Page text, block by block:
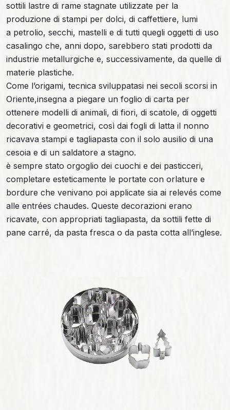
sottili lastre di rame stagnate utilizzate per la
produzione di stampi per dolci, di caffettiere, lumi
a petrolio, secchi, mastelli e di tutti quegli oggetti di uso
casalingo che, anni dopo, sarebbero stati prodotti da
industrie metallurgiche e, successivamente, da quelle di
materie plastiche.
Come l’origami, tecnica sviluppatasi nei secoli scorsi in
Oriente,insegna a piegare un foglio di carta per
ottenere modelli di animali, di fiori, di scatole, di oggetti
decorativi e geometrici, così dai fogli di latta il nonno
ricavava stampi e tagliapasta con il solo ausilio di una
cesoia e di un saldatore a stagno.
è sempre stato orgoglio dei cuochi e dei pasticceri,
completare esteticamente le portate con orlature e
bordure che venivano poi applicate sia ai relevés come
alle entrées chaudes. Queste decorazioni erano
ricavate, con appropriati tagliapasta, da sottili fette di
pane carré, da pasta fresca o da pasta cotta all’inglese.